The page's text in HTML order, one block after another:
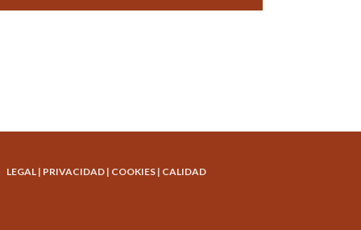
LEGAL | PRIVACIDAD | COOKIES | CALIDAD